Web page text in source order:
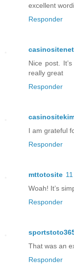
excellent
Responder
casinositenet
Nice post.
really great
Responder
I am grateful
Responder
mttotosite
Woah! It’s
Responder
That was an
Responder